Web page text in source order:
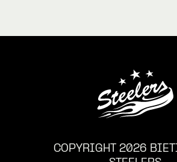
COPYRIGHT 2026